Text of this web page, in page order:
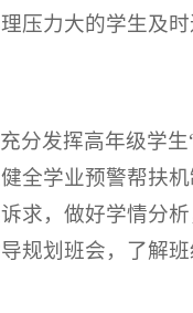
压力大的学生及
分发挥高年级学
全学业预警帮扶
求，做好学情分
规划班会，了解